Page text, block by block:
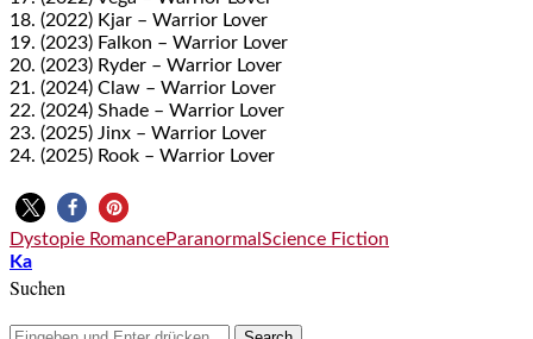
18. (2022) Kjar – Warrior Lover
19. (2023) Falkon – Warrior Lover
20. (2023) Ryder – Warrior Lover
21. (2024) Claw – Warrior Lover
22. (2024) Shade – Warrior Lover
23. (2025) Jinx – Warrior Lover
24. (2025) Rook – Warrior Lover
Dystopie RomanceParanormal Science Fiction
Ka
Suchen